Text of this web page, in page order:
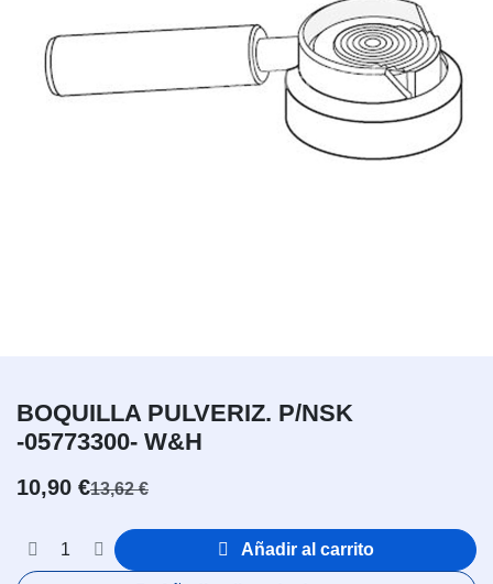
BOQUILLA PULVERIZ. P/NSK
-05773300- W&H
10,90 €13,62€
Añadir al carrito